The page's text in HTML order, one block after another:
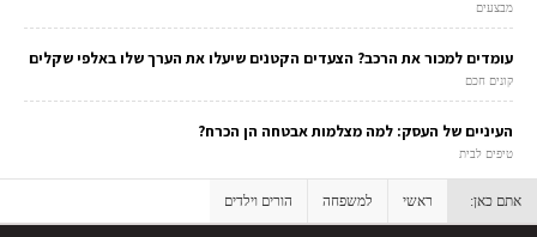
מבצעים
עומדים למכור את הרכב? הצעדים הקטנים שיעלו את הערך שלו באלפי שקלים
קונים חכם
העיניים של העסק: למה מצלמות אבטחה הן הכרח?
טיפים לבית
אתם כאן: ראשי למשפחה הורים וילדים